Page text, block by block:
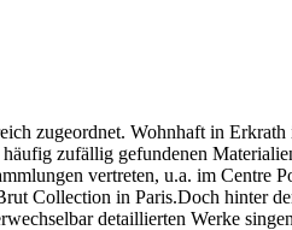
zugeordnet. Wohnhaft in
zufällig gefundenen
vertreten, u.a. im
Collection in Paris.Doch hinter
detaillierten Werke